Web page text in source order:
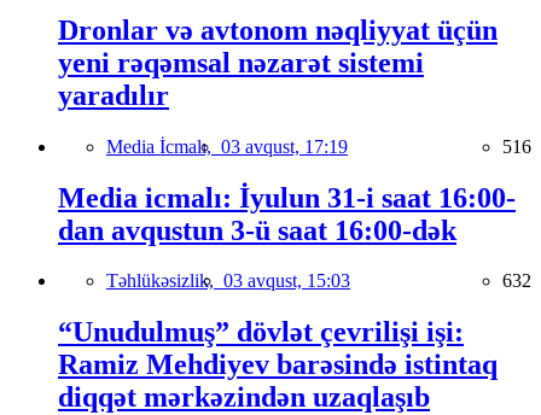
Dronlar və avtonom nəqliyyat üçün
yeni rəqəmsal nəzarət sistemi
yaradılır
Media İcmalı, 03 avqust, 17:19 516
Media icmalı: İyulun 31-i saat 16:00-
dan avqustun 3-ü saat 16:00-dək
Təhlükəsizlik, 03 avqust, 15:03 632
“Unudulmuş” dövlət çevrilişi işi:
Ramiz Mehdiyev barəsində istintaq
diqqət mərkəzindən uzaqlaşıb